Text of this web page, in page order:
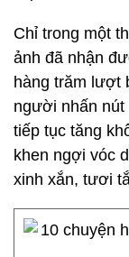
Chỉ trong một
ảnh đã nhận
hàng trăm lượt
người nhấn nút
tiếp tục tăng
khen ngợi vóc
xinh xắn, tươi